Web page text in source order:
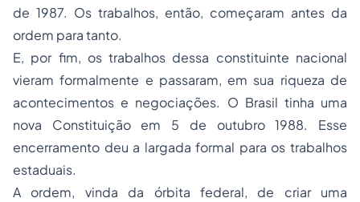
de 1987. Os trabalhos, então, começaram antes da
ordem para tanto.
E, por fim, os trabalhos dessa constituinte nacional
vieram formalmente e passaram, em sua riqueza de
acontecimentos e negociações. O Brasil tinha uma
nova Constituição em 5 de outubro 1988. Esse
encerramento deu a largada formal para os trabalhos
estaduais.
A ordem, vinda da órbita federal, de criar uma